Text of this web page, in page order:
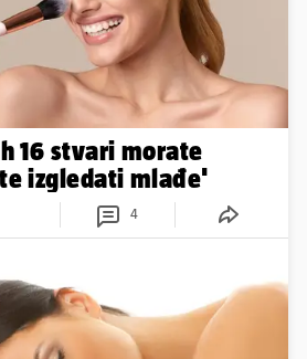
16 stvari morate
izgledati mlađe'
4